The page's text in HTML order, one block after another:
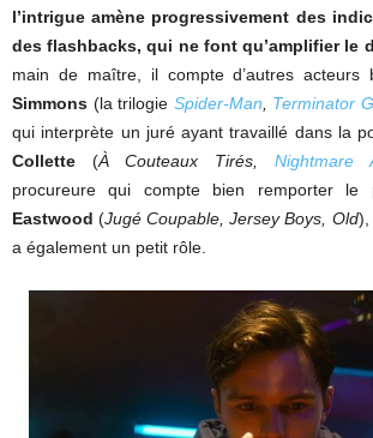
l’intrigue amène progressivement des
des flashbacks, qui ne font qu’amplifier le
main de maître, il compte d’autres acteurs
Simmons (la trilogie Spider-Man, Terminator
qui interprète un juré ayant travaillé dans la
Collette (À Couteaux Tirés, Nightmare
procureure qui compte bien remporter le
Eastwood (Jugé Coupable, Jersey Boys, Old),
a également un petit rôle.